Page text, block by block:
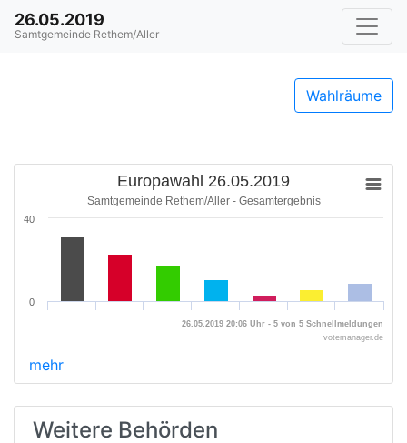
26.05.2019
Samtgemeinde Rethem/Aller
Wahlräume
Europawahl 26.05.2019
Samtgemeinde Rethem/Aller - Gesamtergebnis
0
40
26.05.2019 20:06 Uhr - 5 von 5 Schnellmeldungen
votemanager.de
mehr
Weitere Behörden